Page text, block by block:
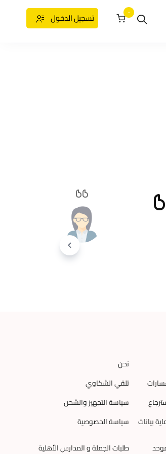
٠ تسجيل الدخول
نحن
تلقي الشكاوي
سياسة التجهيز والشحن
بيانات
سياسة الخصوصية
طلبات الجملة و المدارس الأهلية